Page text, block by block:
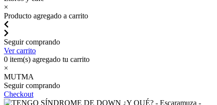
×
Producto agregado a carrito
Seguir comprando
Ver carrito
0 item(s) agregado tu carrito
×
MUTMA
Seguir comprando
Checkout